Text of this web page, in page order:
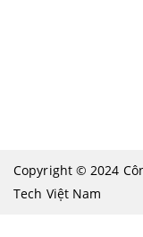
Copyright © 2024
Tech Việt Nam